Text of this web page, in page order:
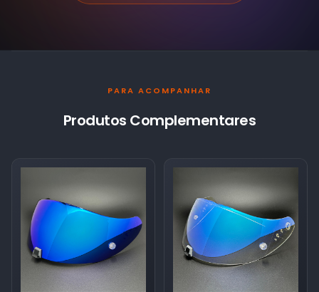
PARA ACOMPANHAR
Produtos Complementares